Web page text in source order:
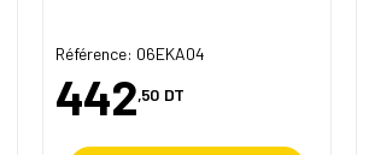
Référence: 06EKA04
442,50 DT